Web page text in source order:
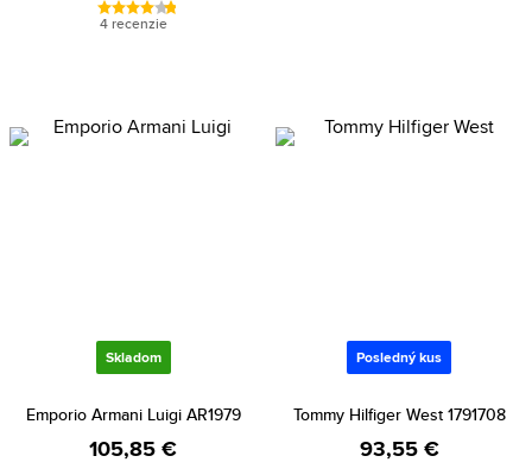
4 recenzie
Skladom
Emporio Armani Luigi AR1979
105,85 €
Posledný kus
Tommy Hilfiger West 1791708
93,55 €